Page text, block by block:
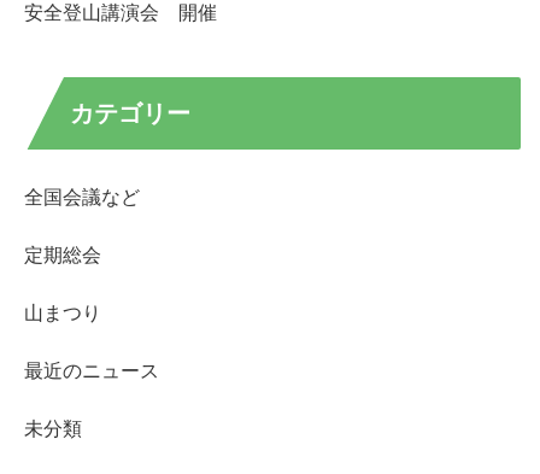
安全登山講演会 開催
カテゴリー
全国会議など
定期総会
山まつり
最近のニュース
未分類